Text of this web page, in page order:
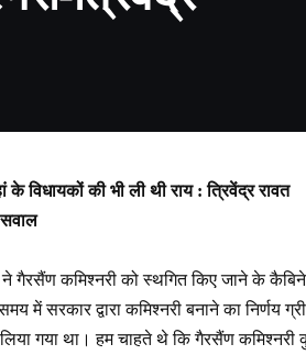
विधायकों की भी ली थी राय : त्रिवेंद्र रावत
ने गैरसैंण कमिश्नरी को स्थगित किए जाने के
में सरकार द्वारा कमिश्नरी बनाने का निर्णय
गया था। हम चाहते थे कि गैरसैंण